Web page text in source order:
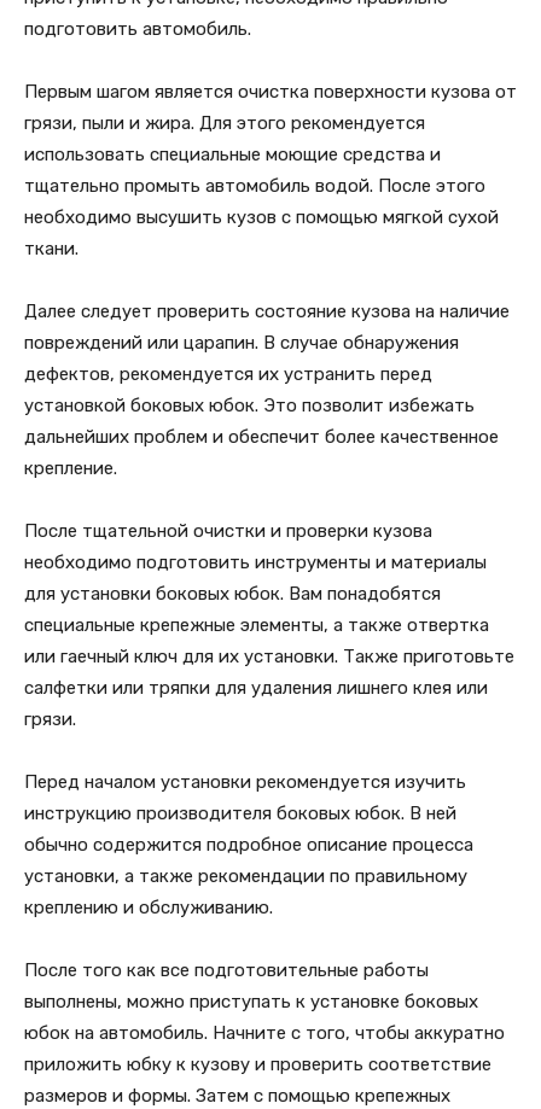
подготовить автомобиль.
Первым шагом является очистка поверхности кузова от
грязи, пыли и жира. Для этого рекомендуется
использовать специальные моющие средства и
тщательно промыть автомобиль водой. После этого
необходимо высушить кузов с помощью мягкой сухой
ткани.
Далее следует проверить состояние кузова на наличие
повреждений или царапин. В случае обнаружения
дефектов, рекомендуется их устранить перед
установкой боковых юбок. Это позволит избежать
дальнейших проблем и обеспечит более качественное
крепление.
После тщательной очистки и проверки кузова
необходимо подготовить инструменты и материалы
для установки боковых юбок. Вам понадобятся
специальные крепежные элементы, а также отвертка
или гаечный ключ для их установки. Также приготовьте
салфетки или тряпки для удаления лишнего клея или
грязи.
Перед началом установки рекомендуется изучить
инструкцию производителя боковых юбок. В ней
обычно содержится подробное описание процесса
установки, а также рекомендации по правильному
креплению и обслуживанию.
После того как все подготовительные работы
выполнены, можно приступать к установке боковых
юбок на автомобиль. Начните с того, чтобы аккуратно
приложить юбку к кузову и проверить соответствие
размеров и формы. Затем с помощью крепежных